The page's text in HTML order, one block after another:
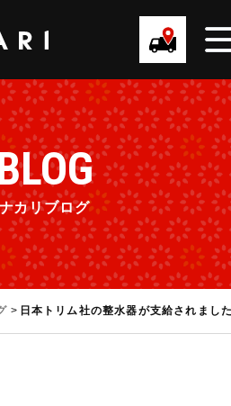
カリブログ
> 日本トリム社の整水器が支給されまし